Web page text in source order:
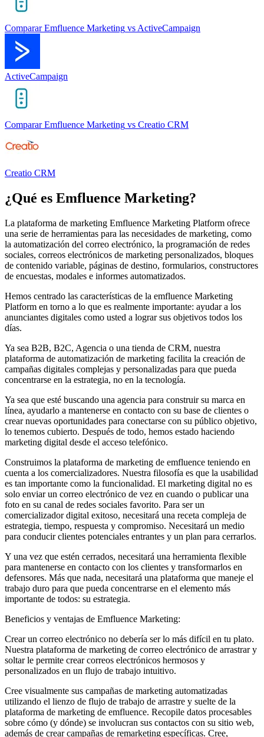
Comparar Emfluence Marketing vs ActiveCampaign
ActiveCampaign
Comparar Emfluence Marketing vs Creatio CRM
Creatio CRM
¿Qué es Emfluence Marketing?
La plataforma de marketing Emfluence Marketing Platform ofrece
una serie de herramientas para las necesidades de marketing, como
la automatización del correo electrónico, la programación de redes
sociales, correos electrónicos de marketing personalizados, bloques
de contenido variable, páginas de destino, formularios, constructores
de encuestas, modales e informes automatizados.
Hemos centrado las características de la emfluence Marketing
Platform en torno a lo que es realmente importante: ayudar a los
anunciantes digitales como usted a lograr sus objetivos todos los
días.
Ya sea B2B, B2C, Agencia o una tienda de CRM, nuestra
plataforma de automatización de marketing facilita la creación de
campañas digitales complejas y personalizadas para que pueda
concentrarse en la estrategia, no en la tecnología.
Ya sea que esté buscando una agencia para construir su marca en
línea, ayudarlo a mantenerse en contacto con su base de clientes o
crear nuevas oportunidades para conectarse con su público objetivo,
lo tenemos cubierto. Después de todo, hemos estado haciendo
marketing digital desde el acceso telefónico.
Construimos la plataforma de marketing de emfluence teniendo en
cuenta a los comercializadores. Nuestra filosofía es que la usabilidad
es tan importante como la funcionalidad. El marketing digital no es
solo enviar un correo electrónico de vez en cuando o publicar una
foto en su canal de redes sociales favorito. Para ser un
comercializador digital exitoso, necesitará una receta compleja de
estrategia, tiempo, respuesta y compromiso. Necesitará un medio
para conducir clientes potenciales entrantes y un plan para cerrarlos.
Y una vez que estén cerrados, necesitará una herramienta flexible
para mantenerse en contacto con los clientes y transformarlos en
defensores. Más que nada, necesitará una plataforma que maneje el
trabajo duro para que pueda concentrarse en el elemento más
importante de todos: su estrategia.
Beneficios y ventajas de Emfluence Marketing:
Crear un correo electrónico no debería ser lo más difícil en tu plato.
Nuestra plataforma de marketing de correo electrónico de arrastrar y
soltar le permite crear correos electrónicos hermosos y
personalizados en un flujo de trabajo intuitivo.
Cree visualmente sus campañas de marketing automatizadas
utilizando el lienzo de flujo de trabajo de arrastre y suelte de la
plataforma de marketing de emfluence. Recopile datos procesables
sobre cómo (y dónde) se involucran sus contactos con su sitio web,
además de crear campañas de remarketing específicas. Cree,